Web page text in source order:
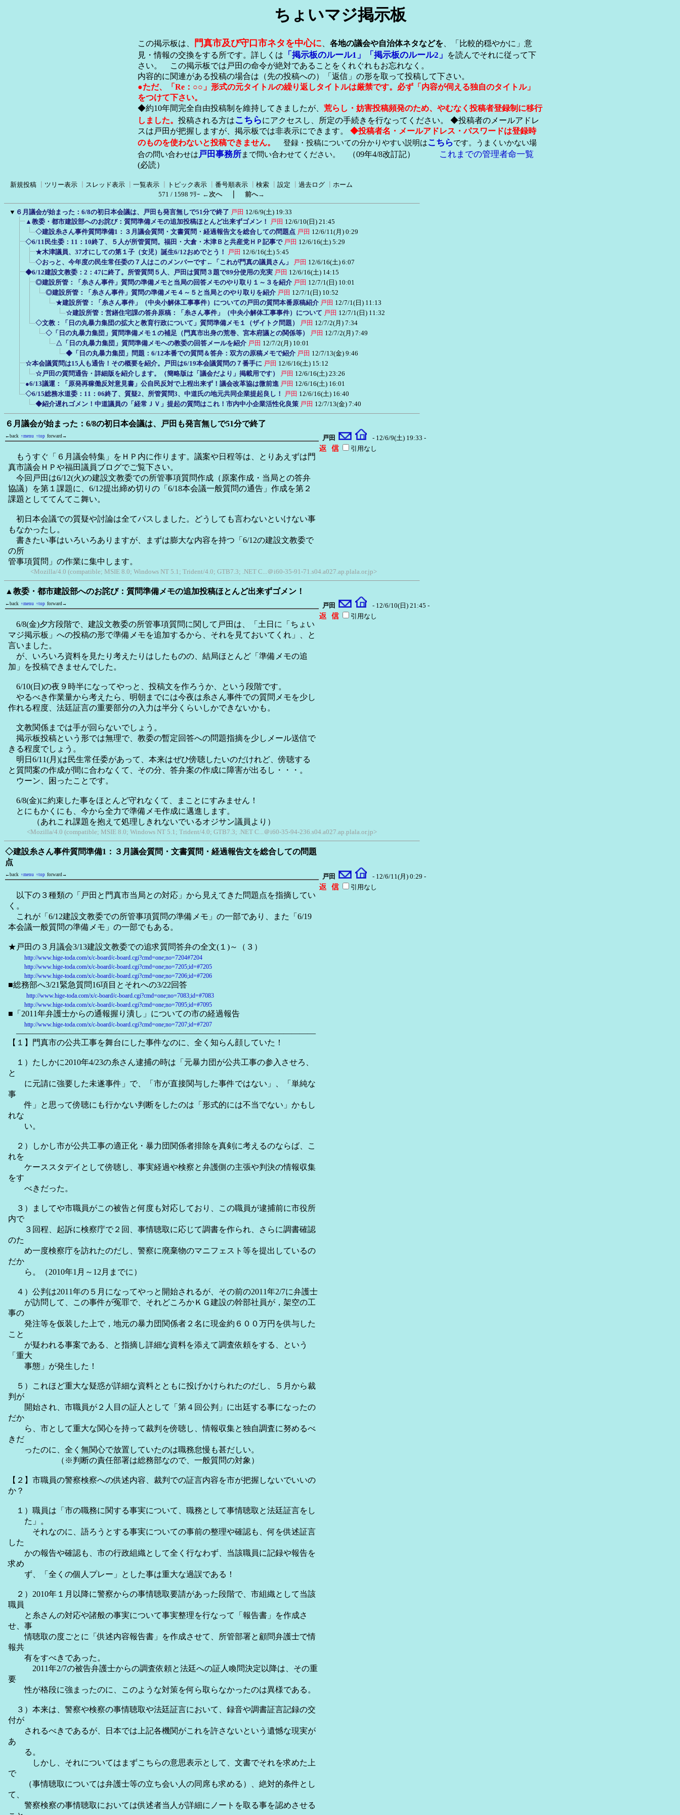
ちょいマジ掲示板
この掲示板は、 門真市及び守口市ネタを中心に、 各地の議会や自治体ネタなどを、「比較的穏やかに」意
見・情報の交換をする所です。詳しくは
「掲示板のルール1」 「掲示板のルール2」
を読んでそれに従って下
さい。 この掲示板では戸田の命令が絶対であることをくれぐれもお忘れなく。
内容的に関連がある投稿の場合は（先の投稿への）「返信」の形を取って投稿して下さい。
●ただ、「Re：○○」形式の元タイトルの繰り返しタイトルは厳禁です。必ず「内容が伺える独自のタイトル」
をつけて下さい。
◆約10年間完全自由投稿制を維持してきましたが、 荒らし・妨害投稿頻発のため、やむなく投稿者登録制に移行
しました。 投稿される方はこちらにアクセスし、所定の手続きを行なってください。 ◆投稿者のメールアドレ
スは戸田が把握しますが、掲示板では非表示にできます。 ◆投稿者名・メールアドレス・パスワードは登録時
のものを使わないと投稿できません。
登録・投稿についての分かりやすい説明はこちらです。うまくいかない場
合の問い合わせは戸田事務所まで問い合わせてください。 （09年4/8改訂記） これまでの管理者命一覧
(必読）
新規投稿 ツリー表示 スレッド表示 一覧表示 トピック表示 番号順表示 検索 設定 過去ログ
ホーム
571 / 1598 ﾂﾘｰ ←次へ｜ 前へ→
▼ ６月議会が始まった：6/8の初日本会議は、戸田も発言無しで51分で終了 戸田 12/6/9(土) 19:33
▲教委・都市建設部へのお詫び：質問準備メモの追加投稿ほとんど出来ずゴメン！
戸田 12/6/10(日) 21:45
◇建設糸さん事件質問準備1：３月議会質問・文書質問・経過報告文を総合しての問題点 戸田 12/6/11(月) 0:29
◇6/11民生委：11：10終了、５人が所管質問。福田・大倉・木津Ｂと共産党ＨＰ記事で 戸田 12/6/16(土) 5:29
★木津議員、37才にしての第１子（女児）誕生6/12おめでとう！
戸田 12/6/16(土) 5:45
◇おっと、今年度の民生常任委の７人はこのメンバーです←「これが門真の議員さん」
戸田 12/6/16(土) 6:07
◆6/12建設文教委：2：47に終了。所管質問５人、戸田は質問３題で89分使用の充実 戸田 12/6/16(土) 14:15
◎建設所管：「糸さん事件」質問の準備メモと当局の回答メモのやり取り１～３を紹介 戸田 12/7/1(日) 10:01
◎建設所管：「糸さん事件」質問の準備メモ４～５と当局とのやり取りを紹介 戸田 12/7/1(日) 10:52
★建設所管：「糸さん事件」（中央小解体工事事件）についての戸田の質問本番原稿紹介 戸田 12/7/1(日) 11:13
☆建設所管：営繕住宅課の答弁原稿：「糸さん事件」（中央小解体工事事件）について 戸田 12/7/1(日) 11:32
◇文教：「日の丸暴力集団の拡大と教育行政について」質問準備メモ１（ザイトク問題）
戸田 12/7/2(月) 7:34
◇「日の丸暴力集団」質問準備メモ１の補足（門真市出身の荒巻、宮本府議との関係等）
戸田 12/7/2(月) 7:49
△「日の丸暴力集団」質問準備メモへの教委の回答メールを紹介 戸田 12/7/2(月) 10:01
◆「日の丸暴力集団」問題：6/12本番での質問＆答弁：双方の原稿メモで紹介 戸田 12/7/13(金) 9:46
☆本会議質問は15人も通告！その概要を紹介。戸田は6/19本会議質問の７番手に 戸田 12/6/16(土) 15:12
☆戸田の質問通告・詳細版を紹介します。（簡略版は「議会だより」掲載用です）
戸田 12/6/16(土) 23:26
●6/13議運：「原発再稼働反対意見書」公自民反対で上程出来ず！議会改革協は微前進 戸田 12/6/16(土) 16:01
◇6/15総務水道委：11：06終了、質疑2、所管質問3、中道氏の地元共同企業提起良し！
戸田 12/6/16(土) 16:40
◆紹介遅れゴメン！中道議員の「経常ＪＶ」提起の質問はこれ！市内中小企業活性化良策 戸田 12/7/13(金) 7:40
６月議会が始まった：6/8の初日本会議は、戸田も発言無しで51分で終了
←back ↑menu ↑top forward→ 戸田 - 12/6/9(土) 19:33 -
もうすぐ「６月議会特集」をＨＰ内に作ります。議案や日程等は、とりあえずは門
真市議会ＨＰや福田議員ブログでご覧下さい。
今回戸田は6/12(火)の建設文教委での所管事項質問作成（原案作成・当局との答弁
協議）を第１課題に、6/12提出締め切りの「6/18本会議一般質問の通告」作成を第２
課題としててんてこ舞い。
初日本会議での質疑や討論は全てパスしました。どうしても言わないといけない事
もなかったし。
書きたい事はいろいろありますが、まずは膨大な内容を持つ「6/12の建設文教委で
の所
管事項質問」の作業に集中します。
引用なし
<Mozilla/4.0 (compatible; MSIE 8.0; Windows NT 5.1; Trident/4.0; GTB7.3; .NET C...＠i60-35-91-71.s04.a027.ap.plala.or.jp>
▲教委・都市建設部へのお詫び：質問準備メモの追加投稿ほとんど出来ずゴメン！
←back ↑menu ↑top forward→ 戸田 - 12/6/10(日) 21:45 -
6/8(金)夕方段階で、建設文教委の所管事項質問に関して戸田は、「土日に「ちょい
マジ掲示板」への投稿の形で準備メモを追加するから、それを見ておいてくれ」、と
言いました。
が、いろいろ資料を見たり考えたりはしたものの、結局ほとんど「準備メモの追
加」を投稿できませんでした。
6/10(日)の夜９時半になってやっと、投稿文を作ろうか、という段階です。
やるべき作業量から考えたら、明朝までには今夜は糸さん事件での質問メモを少し
作れる程度、法廷証言の重要部分の入力は半分くらいしかできないかも。
文教関係までは手が回らないでしょう。
掲示板投稿という形では無理で、教委の暫定回答への問題指摘を少しメール送信で
きる程度でしょう。
明日6/11(月)は民生常任委があって、本来はぜひ傍聴したいのだけれど、傍聴する
と質問案の作成が間に合わなくて、その分、答弁案の作成に障害が出るし・・・。
ウーン、困ったことです。
6/8(金)に約束した事をほとんど守れなくて、まことにすみません！
とにもかくにも、今から全力で準備メモ作成に邁進します。
（あれこれ課題を抱えて処理しきれないでいるオジサン議員より）
引用なし
<Mozilla/4.0 (compatible; MSIE 8.0; Windows NT 5.1; Trident/4.0; GTB7.3; .NET C...＠i60-35-94-236.s04.a027.ap.plala.or.jp>
◇建設糸さん事件質問準備1：３月議会質問・文書質問・経過報告文を総合しての問題
点
←back ↑menu ↑top forward→ 戸田 - 12/6/11(月) 0:29 -
以下の３種類の「戸田と門真市当局との対応」から見えてきた問題点を指摘してい
く。
これが「6/12建設文教委での所管事項質問の準備メモ」の一部であり、また「6/19
本会議一般質問の準備メモ」の一部でもある。
★戸田の３月議会3/13建設文教委での追求質問答弁の全文(１)～（３）
http://www.hige-toda.com/x/c-board/c-board.cgi?cmd=one;no=7204#7204
http://www.hige-toda.com/x/c-board/c-board.cgi?cmd=one;no=7205;id=#7205
http://www.hige-toda.com/x/c-board/c-board.cgi?cmd=one;no=7206;id=#7206
■総務部へ3/21緊急質問16項目とそれへの3/22回答
http://www.hige-toda.com/x/c-board/c-board.cgi?cmd=one;no=7083;id=#7083
http://www.hige-toda.com/x/c-board/c-board.cgi?cmd=one;no=7095;id=#7095
■「2011年弁護士からの通報握り潰し」についての市の経過報告
http://www.hige-toda.com/x/c-board/c-board.cgi?cmd=one;no=7207;id=#7207
―――――――――――――――――――――――――――――――――――――
【１】門真市の公共工事を舞台にした事件なのに、全く知らん顔していた！
１）たしかに2010年4/23の糸さん逮捕の時は「元暴力団が公共工事の参入させろ、
と
に元請に強要した未遂事件」で、「市が直接関与した事件ではない」、「単純な
事
件」と思って傍聴にも行かない判断をしたのは「形式的には不当でない」かもし
れな
い。
２）しかし市が公共工事の適正化・暴力団関係者排除を真剣に考えるのならば、こ
れを
ケーススタデイとして傍聴し、事実経過や検察と弁護側の主張や判決の情報収集
をす
べきだった。
３）ましてや市職員がこの被告と何度も対応しており、この職員が逮捕前に市役所
内で
３回程、起訴に検察庁で２回、事情聴取に応じて調書を作られ、さらに調書確認
のた
め一度検察庁を訪れたのだし、警察に廃棄物のマニフェスト等を提出しているの
だか
ら。（2010年1月～12月までに）
４）公判は2011年の５月になってやっと開始されるが、その前の2011年2/7に弁護士
が訪問して、この事件が冤罪で、それどころかＫＧ建設の幹部社員が，架空の工
事の
発注等を仮装した上で，地元の暴力団関係者２名に現金約６００万円を供与した
こと
が疑われる事案である、と指摘し詳細な資料を添えて調査依頼をする、という
「重大
事態」が発生した！
５）これほど重大な疑惑が詳細な資料とともに投げかけられたのだし、５月から裁
判が
開始され、市職員が２人目の証人として「第４回公判」に出廷する事になったの
だか
ら、市として重大な関心を持って裁判を傍聴し、情報収集と独自調査に努めるべ
きだ
ったのに、全く無関心で放置していたのは職務怠慢も甚だしい。
（※判断の責任部署は総務部なので、一般質問の対象）
【２】市職員の警察検察への供述内容、裁判での証言内容を市が把握しないでいいの
か？
１）職員は「市の職務に関する事実について、職務として事情聴取と法廷証言をし
た」。
それなのに、語ろうとする事実についての事前の整理や確認も、何を供述証言
した
かの報告や確認も、市の行政組織として全く行なわず、当該職員に記録や報告を
求め
ず、「全くの個人プレー」とした事は重大な過誤である！
２）2010年１月以降に警察からの事情聴取要請があった段階で、市組織として当該
職員
と糸さんの対応や諸般の事実について事実整理を行なって「報告書」を作成さ
せ、事
情聴取の度ごとに「供述内容報告書」を作成させて、所管部署と顧問弁護士で情
報共
有をすべきであった。
2011年2/7の被告弁護士からの調査依頼と法廷への証人喚問決定以降は、その重
要
性が格段に強まったのに、このような対策を何ら取らなかったのは異様である。
３）本来は、警察や検察の事情聴取や法廷証言において、録音や調書証言記録の交
付が
されるべきであるが、日本では上記各機関がこれを許さないという遺憾な現実が
あ
る。
しかし、それについてはまずこちらの意思表示として、文書でそれを求めた上
で
（事情聴取については弁護士等の立ち会い人の同席も求める）、絶対的条件とし
て、
警察検察の事情聴取においては供述者当人が詳細にノートを取る事を認めさせる
引用なし